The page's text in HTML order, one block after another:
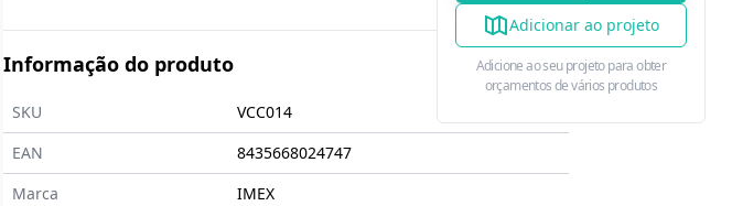
Informação do produto
SKU
VCC014
EAN
8435668024747
Marca
IMEX
Adicionar ao projeto
Adicione ao seu projeto para obter
orçamentos de vários produtos